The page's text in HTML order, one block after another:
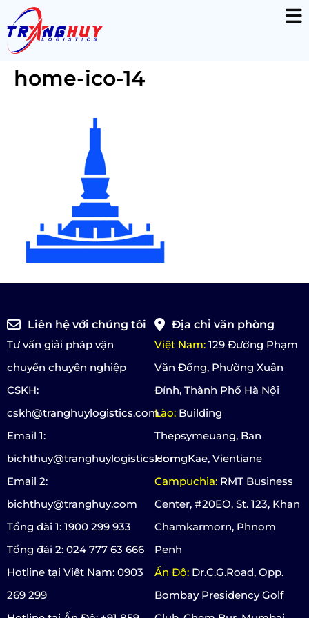
home-ico-14
Liên hệ với chúng tôi
Tư vấn giải pháp vận
chuyển chuyên nghiệp
CSKH:
cskh@tranghuylogistics.com
Email 1:
bichthuy@tranghuylogistics.com
Email 2:
bichthuy@tranghuy.com
Tổng đài 1: 1900 299 933
Tổng đài 2: 024 777 63 666
Hotline tại Việt Nam: 0903
269 299
Địa chỉ văn phòng
Việt Nam: 129 Đường Phạm
Văn Đồng, Phường Xuân
Đỉnh, Thành Phố Hà Nội
Lào: Building
Thepsymeuang, Ban
HorngKae, Vientiane
Campuchia: RMT Business
Center, #20EO, St. 123, Khan
Chamkarmorn, Phnom
Penh
Ấn Độ: Dr.C.G.Road, Opp.
Bombay Presidency Golf